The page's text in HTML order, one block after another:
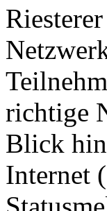
richtige
Blick
Internet